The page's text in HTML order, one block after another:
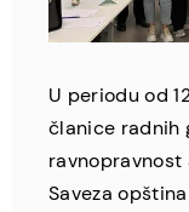
U periodu od
članice radnih
ravnopravnost
Saveza